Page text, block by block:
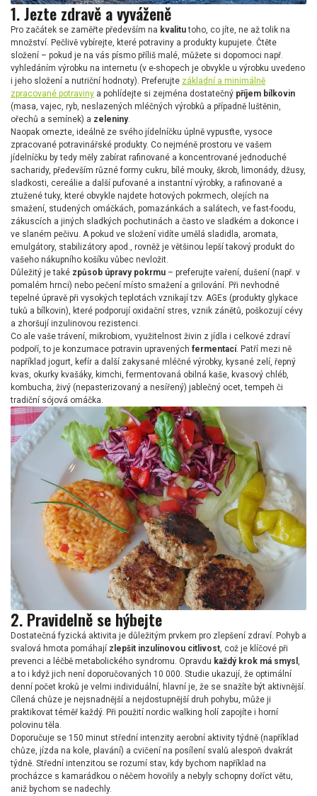
1. Jezte zdravě a vyváženě
Pro začátek se zaměřte především na kvalitutoho, co jíte, ne až tolik na
množství. Pečlivě vybírejte, které potraviny a produkty kupujete. Čtěte
složení – pokud je na vás písmo příliš malé, můžete si dopomoci např.
vyhledáním výrobku na internetu (v e-shopech je obvykle u výrobku uvedeno
i jeho složení a nutriční hodnoty). Preferujte základní a minimálně
zpracované potraviny a pohlídejte si zejména dostatečný příjem bílkovin
(masa, vajec, ryb, neslazených mléčných výrobků a případně luštěnin,
ořechů a semínek) a zeleniny.
Naopak omezte, ideálně ze svého jídelníčku úplně vypusťte, vysoce
zpracované potravinářské produkty. Co nejméně prostoru ve vašem
jídelníčku by tedy měly zabírat rafinované a koncentrované jednoduché
sacharidy, především různé formy cukru, bílé mouky, škrob, limonády, džusy,
sladkosti, cereálie a další pufované a instantní výrobky, a rafinované a
ztužené tuky, které obvykle najdete hotových pokrmech, olejích na
smažení, studených omáčkách, pomazánkách a salátech, ve fast-foodu,
zákuscích a jiných sladkých pochutinách a často ve sladkém a dokonce i
ve slaném pečivu. A pokud ve složení vidíte umělá sladidla, aromata,
emulgátory, stabilizátory apod., rovněž je většinou lepší takový produkt do
vašeho nákupního košíku vůbec nevložit.
Důležitý je také způsob úpravy pokrmu – preferujte vaření, dušení (např. v
pomalém hrnci) nebo pečení místo smažení a grilování. Při nevhodné
tepelné úpravě při vysokých teplotách vznikají tzv. AGEs (produkty glykace
tuků a bílkovin), které podporují oxidační stres, vznik zánětů, poškozují cévy
a zhoršují inzulinovou rezistenci.
Co ale vaše trávení, mikrobiom, využitelnost živin z jídla i celkové zdraví
podpoří, to je konzumace potravin upravených fermentací. Patří mezi ně
například jogurt, kefír a další zakysané mléčné výrobky, kysané zelí, řepný
kvas, okurky kvašáky, kimchi, fermentovaná obilná kaše, kvasový chléb,
kombucha, živý (nepasterizovaný a nesířený) jablečný ocet, tempeh či
tradiční sójová omáčka.
2. Pravidelně se hýbejte
Dostatečná fyzická aktivita je důležitým prvkem pro zlepšení zdraví. Pohyb a
svalová hmota pomáhají zlepšit inzulínovou citlivost, což je klíčové při
prevenci a léčbě metabolického syndromu. Opravdu každý krok má smysl ,
a to i když jich není doporučovaných 10 000. Studie ukazují, že optimální
denní počet kroků je velmi individuální, hlavní je, že se snažíte být aktivnější.
Cílená chůze je nejsnadnější a nejdostupnější druh pohybu, může ji
praktikovat téměř každý. Při použití nordic walking holí zapojíte i horní
polovinu těla.
Doporučuje se 150 minut střední intenzity aerobní aktivity týdně (například
chůze, jízda na kole, plavání) a cvičení na posílení svalů alespoň dvakrát
týdně. Střední intenzitou se rozumí stav, kdy bychom například na
procházce s kamarádkou o něčem hovořily a nebyly schopny doříct větu,
aniž bychom se nadechly.